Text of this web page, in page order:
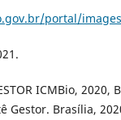
portal/
ICMBio,
Gestor. Brasília,